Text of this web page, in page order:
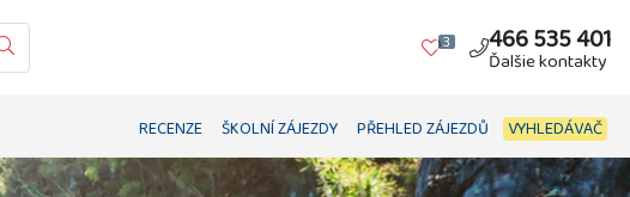
Vyhledat 3 466 535 401
Ďalšie kontakty
RECENZE ŠKOLNÍ ZÁJEZDY PŘEHLED ZÁJEZDŮ VYHLEDÁVAČ